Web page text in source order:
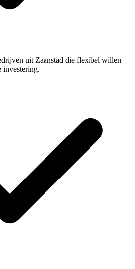
uit Zaanstad die flexibel willen
investering.